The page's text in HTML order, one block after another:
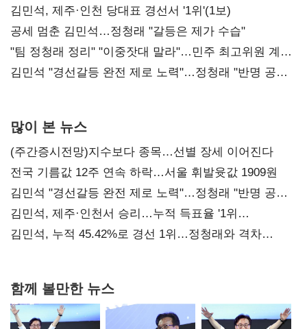
0.86%p(2보)
김민석, 제주·인천 당대표 경선서 '1위'(1보)
공세 멈춘 김민석…정청래 "갈등은 제가 수습"
"팀 정청래 정리" "이중잣대 말라"…민주 최고위원 계파
다툼 격화
김민석 "경선갈등 완전 제로 노력"…정청래 "반명 공세
많이 본 뉴스
(주간증시전망)지수보다 종목…선별 장세 이어진다
전국 기름값 12주 연속 하락…서울 휘발윳값 1909원
김민석 "경선갈등 완전 제로 노력"…정청래 "반명 공세
사과부터"
김민석, 제주·인천서 승리…누적 득표율 '1위
탈환'(종합)
김민석, 누적 45.42%로 경선 1위…정청래와 격차
함께 볼만한 뉴스